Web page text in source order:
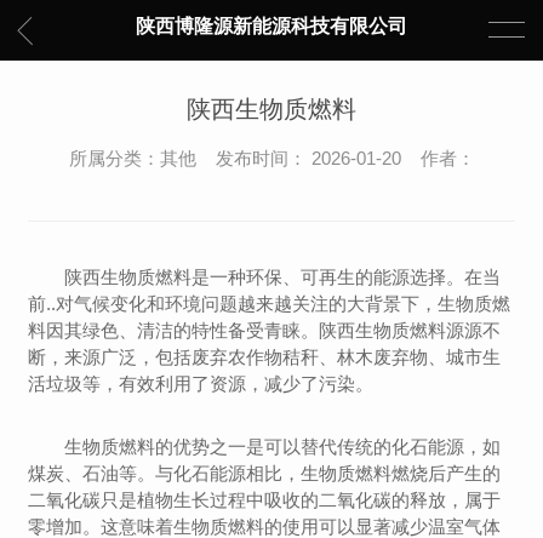
陕西博隆源新能源科技有限公司
陕西生物质燃料
所属分类：其他 发布时间： 2026-01-20 作者：
陕西生物质燃料是一种环保、可再生的能源选择。在当
前..对气候变化和环境问题越来越关注的大背景下，生物质燃
料因其绿色、清洁的特性备受青睐。陕西生物质燃料源源不
断，来源广泛，包括废弃农作物秸秆、林木废弃物、城市生
活垃圾等，有效利用了资源，减少了污染。
生物质燃料的优势之一是可以替代传统的化石能源，如
煤炭、石油等。与化石能源相比，生物质燃料燃烧后产生的
二氧化碳只是植物生长过程中吸收的二氧化碳的释放，属于
零增加。这意味着生物质燃料的使用可以显著减少温室气体